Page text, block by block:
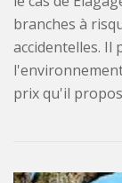
branches à
accidentelles. Il
prix qu'il